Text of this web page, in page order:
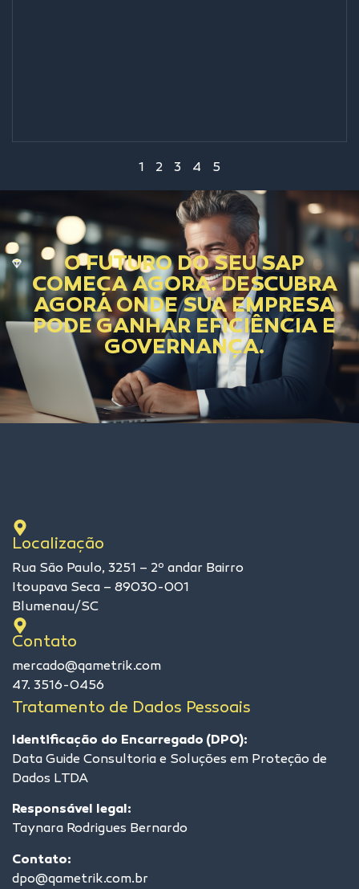
1 2 3 4 5
O FUTURO DO SEU SAP
COMEÇA AGORA. DESCUBRA
AGORA ONDE SUA EMPRESA
PODE GANHAR EFICIÊNCIA E
GOVERNANÇA.
Localização
Rua São Paulo, 3251 – 2º andar Bairro
Itoupava Seca – 89030-001
Blumenau/SC
Contato
mercado@qametrik.com
47. 3516-0456
Tratamento de Dados Pessoais
Identificação do Encarregado (DPO):
Data Guide Consultoria e Soluções em Proteção de
Dados LTDA
Responsável legal:
Taynara Rodrigues Bernardo
Contato:
dpo@qametrik.com.br